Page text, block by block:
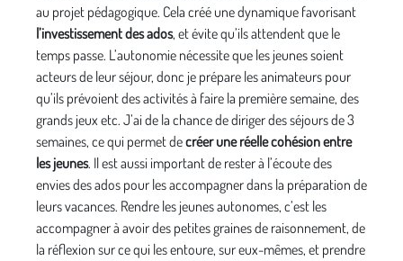
au projet pédagogique. Cela créé une dynamique favorisant
l’investissement des ados, et évite qu’ils attendent que le
temps passe. L’autonomie nécessite que les jeunes soient
acteurs de leur séjour, donc je prépare les animateurs pour
qu’ils prévoient des activités à faire la première semaine, des
grands jeux etc. J’ai de la chance de diriger des séjours de 3
semaines, ce qui permet decréer une réelle cohésion entre
les jeunes. Il est aussi important de rester à l’écoute des
envies des ados pour les accompagner dans la préparation de
leurs vacances. Rendre les jeunes autonomes, c’est les
accompagner à avoir des petites graines de raisonnement, de
la réflexion sur ce qui les entoure, sur eux-mêmes, et prendre